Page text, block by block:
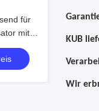
für
mit
KUB
Wir